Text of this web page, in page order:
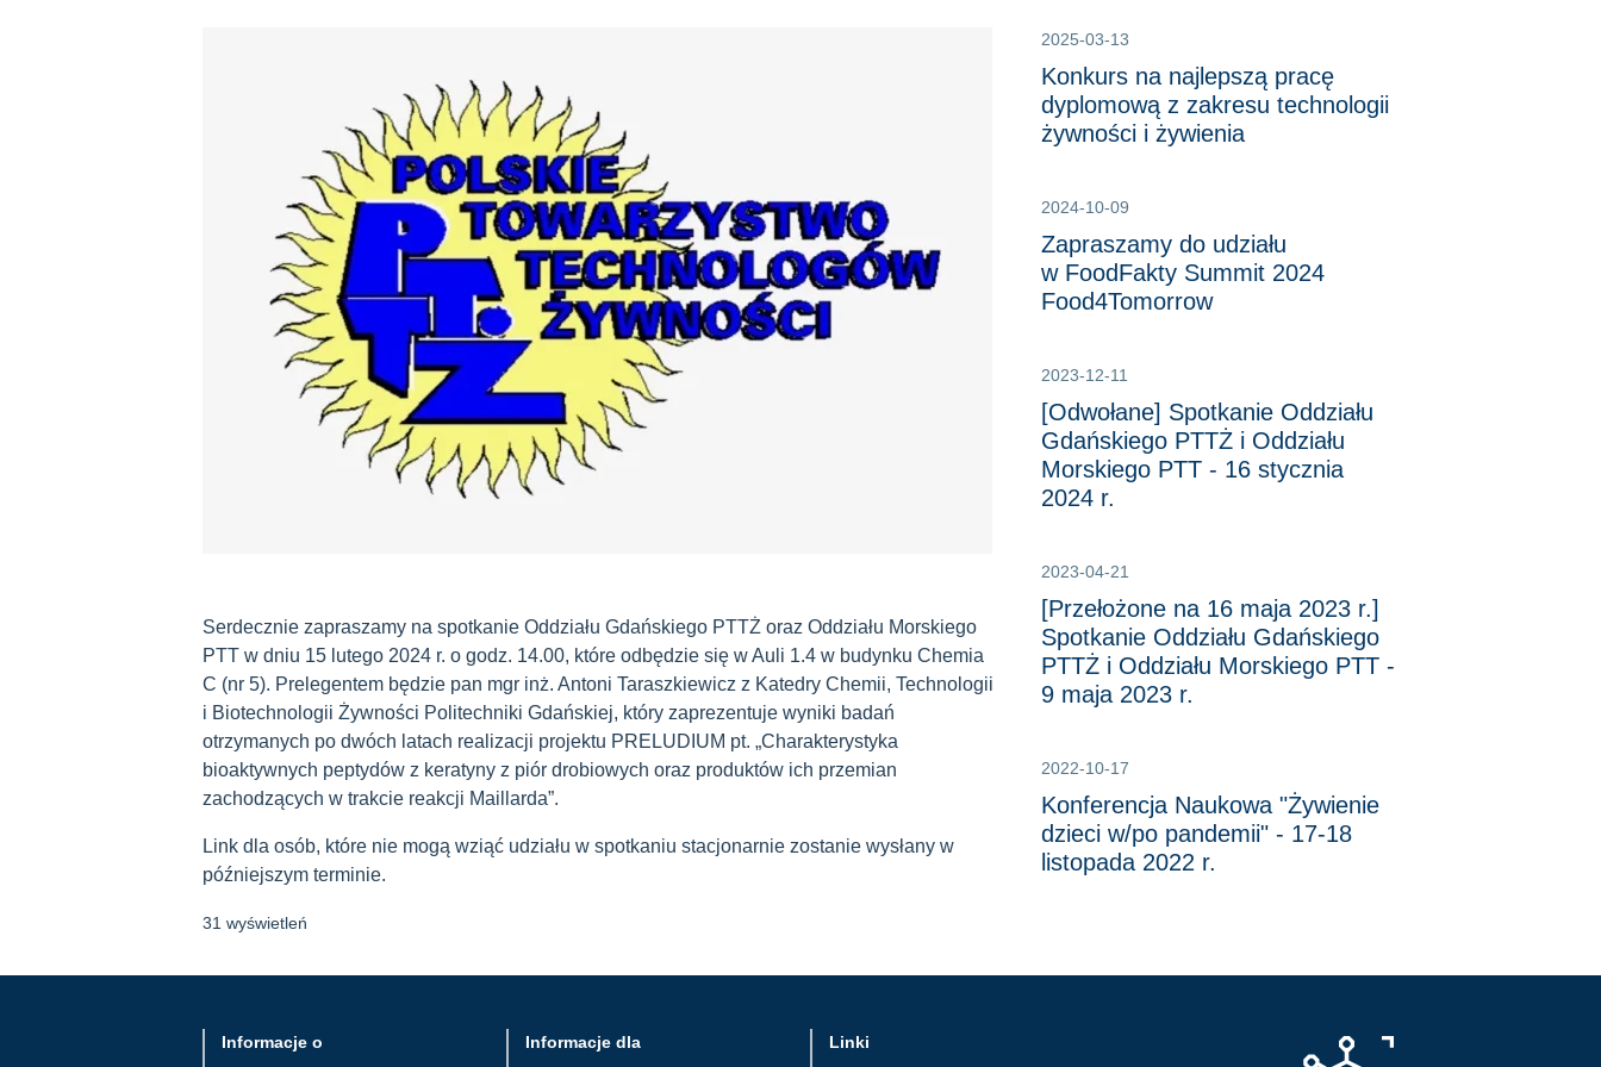
Serdecznie zapraszamy na spotkanie Oddziału Gdańskiego PTTŻ oraz Oddziału Morskiego
PTT w dniu 15 lutego 2024 r. o godz. 14.00, które odbędzie się w Auli 1.4 w budynku Chemia
C (nr 5). Prelegentem będzie pan mgr inż. Antoni Taraszkiewicz z Katedry Chemii, Technologii
i Biotechnologii Żywności Politechniki Gdańskiej, który zaprezentuje wyniki badań
otrzymanych po dwóch latach realizacji projektu PRELUDIUM pt. „Charakterystyka
bioaktywnych peptydów z keratyny z piór drobiowych oraz produktów ich przemian
zachodzących w trakcie reakcji Maillarda”.
Link dla osób, które nie mogą wziąć udziału w spotkaniu stacjonarnie zostanie wysłany w
późniejszym terminie.
31 wyświetleń
2025-03-13
Konkurs na najlepszą pracę
dyplomową z zakresu technologii
żywności i żywienia
2024-10-09
Zapraszamy do udziału
w FoodFakty Summit 2024
Food4Tomorrow
2023-12-11
[Odwołane] Spotkanie Oddziału
Gdańskiego PTTŻ i Oddziału
Morskiego PTT - 16 stycznia
2024 r.
2023-04-21
[Przełożone na 16 maja 2023 r.]
Spotkanie Oddziału Gdańskiego
PTTŻ i Oddziału Morskiego PTT -
9 maja 2023 r.
2022-10-17
Konferencja Naukowa "Żywienie
dzieci w/po pandemii" - 17-18
listopada 2022 r.
Informacje o Informacje dla Linki